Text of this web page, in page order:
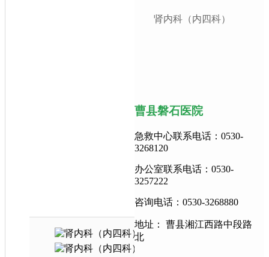
肾内科（内四科）
曹县磐石医院
急救中心联系电话：0530-
3268120
办公室联系电话：0530-
3257222
咨询电话：0530-3268880
地址： 曹县湘江西路中段路
北